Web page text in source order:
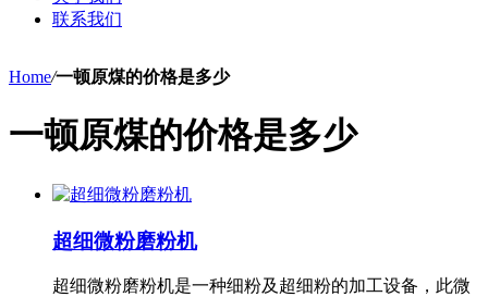
联系我们
Home/一顿原煤的价格是多少
一顿原煤的价格是多少
超细微粉磨粉机
超细微粉磨粉机是一种细粉及超细粉的加工设备，此微